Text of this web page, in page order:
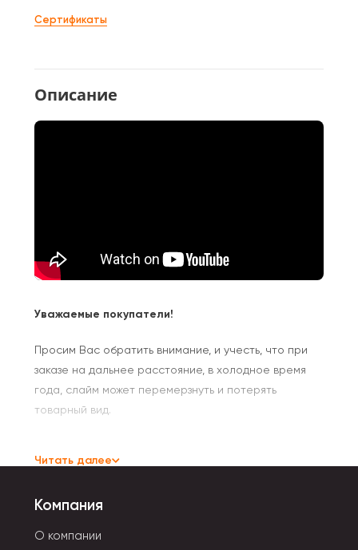
Сертификаты
Описание
Уважаемые покупатели!
Просим Вас обратить внимание, и учесть, что при
заказе на дальнее расстояние, в холодное время
года, слайм может перемерзнуть и потерять
товарный вид.
Детям она показана для развития мышления, памяти,
концентрацию внимания.
Слайм напоминает желеообразное вещество.
Читать далее
Компания
О компании